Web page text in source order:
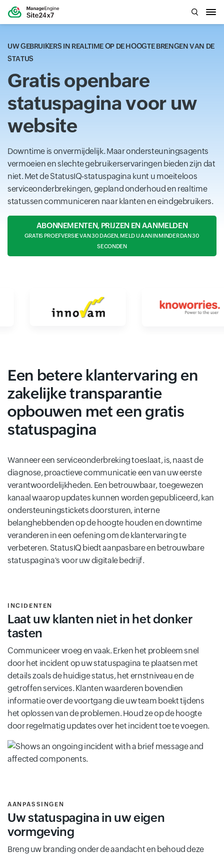
UW GEBRUIKERS IN REALTIME OP DE HOOGTE BRENGEN VAN DE
STATUS
Gratis openbare
statuspagina voor uw
website
Downtime is onvermijdelijk. Maar ondersteuningsagents
vermoeien en slechte gebruikerservaringen bieden zijn dat
niet. Met de StatusIQ-statuspagina kunt u moeiteloos
serviceonderbrekingen, gepland onderhoud en realtime
statussen communiceren naar klanten en eindgebruikers.
ABONNEMENTEN, PRIJZEN EN AANMELDEN
GRATIS PROEFVERSIE VAN 30 DAGEN, MELD U AAN IN MINDER DAN 30
SECONDEN
Een betere klantervaring en
zakelijke transparantie
opbouwen met een gratis
statuspagina
Wanneer een serviceonderbreking toeslaat, is, naast de
diagnose, proactieve communicatie een van uw eerste
verantwoordelijkheden. Een betrouwbaar, toegewezen
kanaal waarop updates kunnen worden gepubliceerd, kan
ondersteuningstickets doorsturen, interne
belanghebbenden op de hoogte houden en downtime
veranderen in een oefening om de klantervaring te
verbeteren. StatusIQ biedt aanpasbare en betrouwbare
statuspagina's voor uw digitale bedrijf.
INCIDENTEN
Laat uw klanten niet in het donker
tasten
Communiceer vroeg en vaak. Erken het probleem snel
door het incident op uw statuspagina te plaatsen met
details zoals de huidige status, het ernstniveau en de
getroffen services. Klanten waarderen bovendien
informatie over de voortgang die uw team boekt tijdens
het oplossen van de problemen. Houd ze op de hoogte
door regelmatig updates over het incident toe te voegen.
AANPASSINGEN
Uw statuspagina in uw eigen
vormgeving
Breng uw branding onder de aandacht en behoud deze